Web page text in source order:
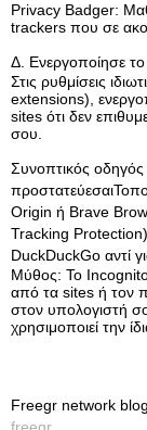
Privacy Badger:
trackers που σε
Δ. Ενεργοποίησε
Στις ρυθμίσεις
extensions),
sites ότι δεν
σου.
Συνοπτικός οδηγός
Origin ή Brave
Tracking
DuckDuckGo αντί
Μύθος: Το
από τα sites ή τον
στον υπολογιστή
χρησιμοποιεί την
Freegr network